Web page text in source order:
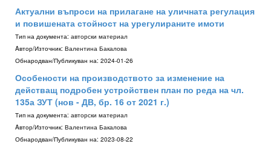
Актуални въпроси на прилагане на уличната регулация
и повишената стойност на урегулираните имоти
Тип на документа: авторски материал
Aвтор/Източник: Валентина Бакалова
Обнародван/Публикуван на: 2024-01-26
Особености на производството за изменение на
действащ подробен устройствен план по реда на чл.
135а ЗУТ (нов - ДВ, бр. 16 от 2021 г.)
Тип на документа: авторски материал
Aвтор/Източник: Валентина Бакалова
Обнародван/Публикуван на: 2023-08-22